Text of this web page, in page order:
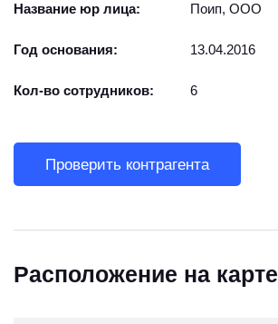
Название юр лица: Поип, ООО
Год основания: 13.04.2016
Кол-во сотрудников: 6
Проверить контрагента
Расположение на карте